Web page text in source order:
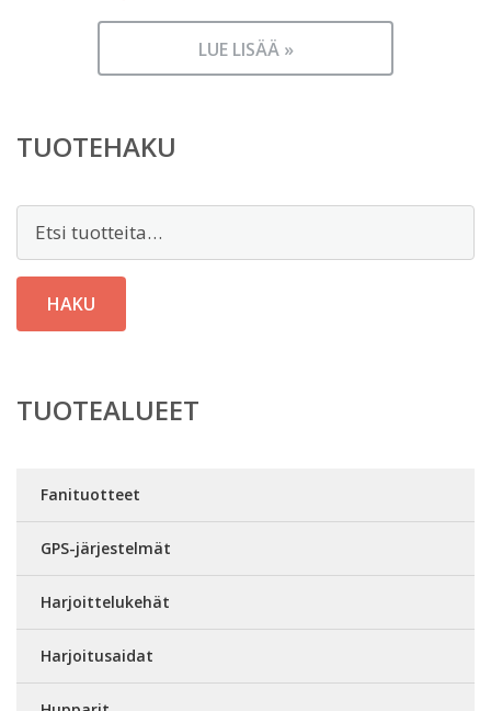
LUE LISÄÄ »
TUOTEHAKU
Etsi:
HAKU
TUOTEALUEET
Fanituotteet
GPS-järjestelmät
Harjoittelukehät
Harjoitusaidat